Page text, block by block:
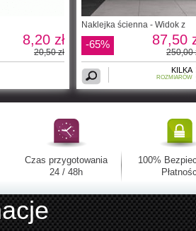
8,20 zł
20,50 zł
Naklejka ścienna - Widok z
-65% 87,50
250,00
KILKA
ROZMIARÓW
Czas przygotowania
24 / 48h
100%